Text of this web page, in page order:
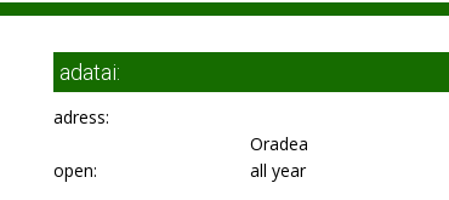
adatai:
adress:
Oradea
open:
all year